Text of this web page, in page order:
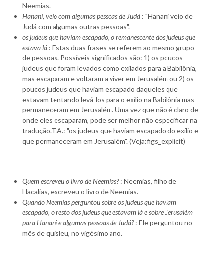
Neemias.
Hanani, veio com algumas pessoas de Judá : "Hanani veio de
Judá com algumas outras pessoas".
os judeus que haviam escapado, o remanescente dos judeus que
estava lá : Estas duas frases se referem ao mesmo grupo
de pessoas. Possíveis significados são: 1) os poucos
judeus que foram levados como exilados para a Babilônia,
mas escaparam e voltaram a viver em Jerusalém ou 2) os
poucos judeus que haviam escapado daqueles que
estavam tentando levá-los para o exílio na Babilônia mas
permaneceram em Jerusalém. Uma vez que não é claro de
onde eles escaparam, pode ser melhor não especificar na
tradução.T.A.: "os judeus que haviam escapado do exílio e
que permaneceram em Jerusalém". (Veja:figs_explicit)
Quem escreveu o livro de Neemias?: Neemias, filho de
Hacalias, escreveu o livro de Neemias.
Quando Neemias perguntou sobre os judeus que haviam
escapado, o resto dos judeus que estavam lá e sobre Jerusalém
para Hanani e algumas pessoas de Judá?: Ele perguntou no
mês de quisleu, no vigésimo ano.